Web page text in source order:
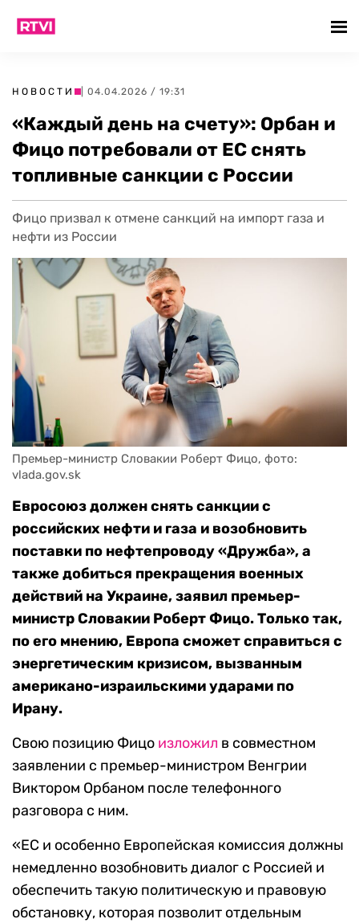
НОВОСТИ | 04.04.2026 / 19:31
«Каждый день на счету»: Орбан и
Фицо потребовали от ЕС снять
топливные санкции с России
Фицо призвал к отмене санкций на импорт газа и
нефти из России
Премьер-министр Словакии Роберт Фицо, фото:
vlada.gov.sk
Евросоюз должен снять санкции с
российских нефти и газа и возобновить
поставки по нефтепроводу «Дружба», а
также добиться прекращения военных
действий на Украине, заявил премьер-
министр Словакии Роберт Фицо. Только так,
по его мнению, Европа сможет справиться с
энергетическим кризисом, вызванным
американо-израильскими ударами по
Ирану.
Свою позицию Фицо изложил в совместном
заявлении с премьер-министром Венгрии
Виктором Орбаном после телефонного
разговора с ним.
«ЕС и особенно Европейская комиссия должны
немедленно возобновить диалог с Россией и
обеспечить такую политическую и правовую
обстановку, которая позволит отдельным